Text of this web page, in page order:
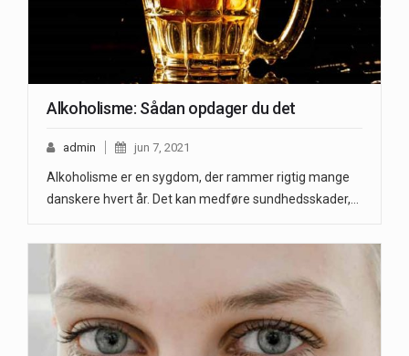
Alkoholisme: Sådan opdager du det
admin jun 7, 2021
Alkoholisme er en sygdom, der rammer rigtig mange
danskere hvert år. Det kan medføre sundhedsskader,…